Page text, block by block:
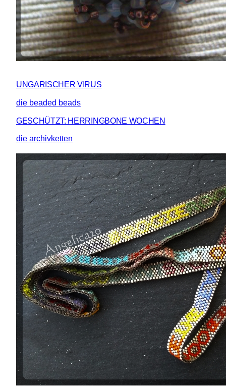
UNGARISCHER VIRUS
die beaded beads
GESCHÜTZT: HERRINGBONE WOCHEN
die archivketten